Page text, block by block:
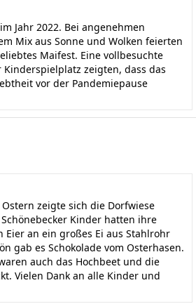
Jahr 2022. Bei angenehmen
Mix aus Sonne und Wolken feierten
Maifest. Eine vollbesuchte
zeigten, dass das
vor der Pandemiepause
zeigte sich die Dorfwiese
Kinder hatten ihre
Eier an ein großes Ei aus Stahlrohr
gab es Schokolade vom Osterhasen.
auch das Hochbeet und die
Vielen Dank an alle Kinder und